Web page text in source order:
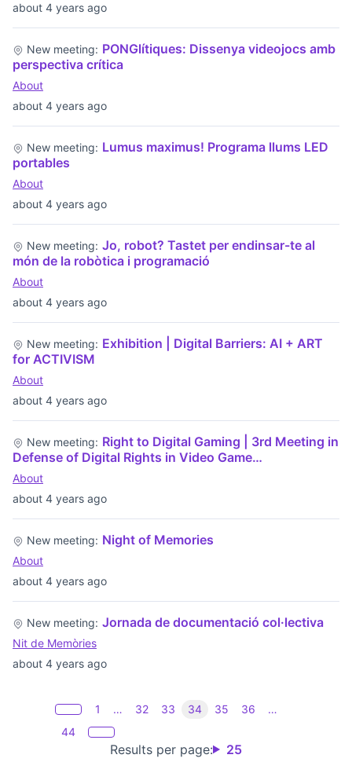
about 4 years ago
about 4 years ago
New meeting: PONGlítiques: Dissenya videojocs amb
perspectiva crítica
About
about 4 years ago
New meeting: Lumus maximus! Programa llums LED
portables
About
about 4 years ago
New meeting: Jo, robot? Tastet per endinsar-te al
món de la robòtica i programació
About
about 4 years ago
New meeting: Exhibition | Digital Barriers: AI + ART
for ACTIVISM
About
about 4 years ago
New meeting: Right to Digital Gaming | 3rd Meeting in
Defense of Digital Rights in Video Game…
About
about 4 years ago
New meeting: Night of Memories
About
about 4 years ago
New meeting: Jornada de documentació col·lectiva
Nit de Memòries
Results per page: 25
1 … 32 33 34 35 36
…
44